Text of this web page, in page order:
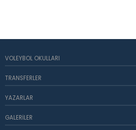
VOLEYBOL OKULLARI
TRANSFERLER
YAZARLAR
GALERILER